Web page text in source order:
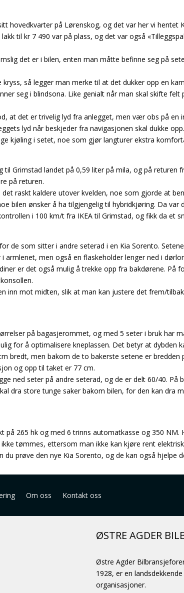
hovedkvarter på Lørenskog, og det var her vi hentet
til kr 7 490 var på plass, og det var også
det er i bilen, enten man måtte befinne seg på
så legger man merke til at det dukker opp en
seg i blindsona. Like genialt når man skal skifte
at det er trivelig lyd fra anlegget, men vær obs på en
lyd når beskjeder fra navigasjonen skal dukke opp.
kjøling i setet, noe som gjør langturer ekstra
til Grimstad landet på 0,59 liter på mila, og på
på returen.
det raskt kaldere utover kvelden, noe som gjorde at
bilen ønsker å ha tilgjengelig til hybridkjøring. Da
i 100 km/t fra IKEA til Grimstad, og fikk da et
de som sitter i andre seterad i en Kia Sorento.
armlenet, men også en flaskeholder lenger ned i
er det også mulig å trekke opp fra bakdørene. På
inn mot midten, slik at man kan justere det frem/
på bagasjerommet, og med 5 seter i bruk har
for å optimalisere kneplassen. Det betyr at dybden
bredt, men bakom de to bakerste setene er bredden
og opp til taket er 77 cm.
ned seter på andre seterad, og de er delt 60/40. På
dra store tunge saker bakom bilen, for den kan dra
på 265 hk og med 6 trinns automatkasse og 350
tømmes, ettersom man ikke kan kjøre rent
du prøve den nye Kia Sorento, og de kan også hjelpe
Om oss Kontakt oss
ØSTRE AGDER
Østre Agder
1928, er en
organisasjoner.